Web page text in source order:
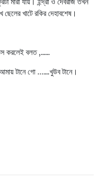
ছেলের খাটে রকির দেহাবশেষ।
করলেই বলত ,......
টানে গো …....খুউব টানে।